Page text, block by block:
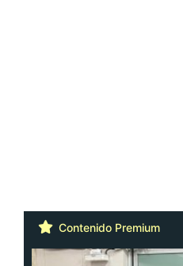
Contenido Premium